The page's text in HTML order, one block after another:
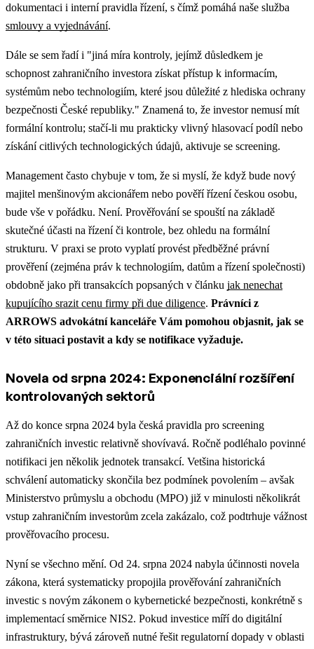
dokumentaci i interní pravidla řízení, s čímž pomáhá naše služba
smlouvy a vyjednávání.
Dále se sem řadí i "jiná míra kontroly, jejímž důsledkem je
schopnost zahraničního investora získat přístup k informacím,
systémům nebo technologiím, které jsou důležité z hlediska ochrany
bezpečnosti České republiky." Znamená to, že investor nemusí mít
formální kontrolu; stačí-li mu prakticky vlivný hlasovací podíl nebo
získání citlivých technologických údajů, aktivuje se screening.
Management často chybuje v tom, že si myslí, že když bude nový
majitel menšinovým akcionářem nebo pověří řízení českou osobu,
bude vše v pořádku. Není. Prověřování se spouští na základě
skutečné účasti na řízení či kontrole, bez ohledu na formální
strukturu. V praxi se proto vyplatí provést předběžné právní
prověření (zejména práv k technologiím, datům a řízení společnosti)
obdobně jako při transakcích popsaných v článku jak nenechat
kupujícího srazit cenu firmy při due diligence. Právníci z
ARROWS advokátní kanceláře Vám pomohou objasnit, jak se
v této situaci postavit a kdy se notifikace vyžaduje.
Novela od srpna 2024: Exponenciální rozšíření
kontrolovaných sektorů
Až do konce srpna 2024 byla česká pravidla pro screening
zahraničních investic relativně shovívavá. Ročně podléhalo povinné
notifikaci jen několik jednotek transakcí. Vetšina historická
schválení automaticky skončila bez podmínek povolením – avšak
Ministerstvo průmyslu a obchodu (MPO) již v minulosti několikrát
vstup zahraničním investorům zcela zakázalo, což podtrhuje vážnost
prověřovacího procesu.
Nyní se všechno mění. Od 24. srpna 2024 nabyla účinnosti novela
zákona, která systematicky propojila prověřování zahraničních
investic s novým zákonem o kybernetické bezpečnosti, konkrétně s
implementací směrnice NIS2. Pokud investice míří do digitální
infrastruktury, bývá zároveň nutné řešit regulatorní dopady v oblasti